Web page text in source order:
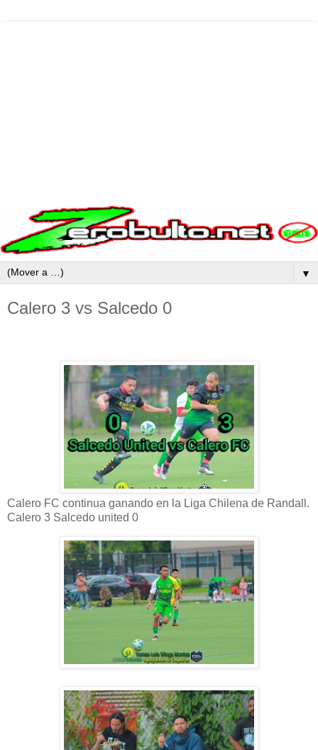
▼
Calero 3 vs Salcedo 0
Calero FC continua ganando en la Liga Chilena de Randall.
Calero 3 Salcedo united 0